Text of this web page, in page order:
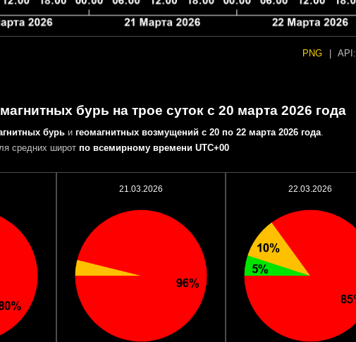
PNG API:
бурь на трое суток с 20 марта 2026 года
бурьи геомагнитных возмущений с 20 по 22 марта 2026 года.
средних широт по всемирному времени UTC+00
21.03.2026 22.03.2026